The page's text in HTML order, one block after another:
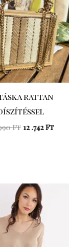
rattan
Ft 12 .742Ft
Original
price
was:
16
.990 Ft.